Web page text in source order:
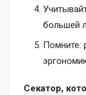
большей
Помните:
Секатор,